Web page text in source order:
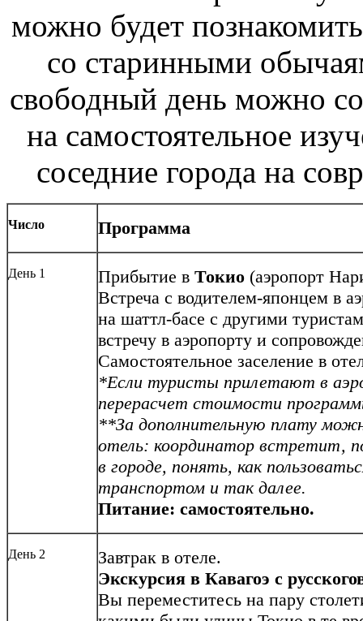
можно будет
со старинными
свободный день можно
на самостоятельное
соседние города на
Число Программа
День 1 Прибытие в Токио (аэропорт
Встреча с водителем-японцем в
на шаттл-басе с другими
встречу в аэропорту и
Самостоятельное заселение в
*Если туристы прилетают в
перерасчет стоимости
**За дополнительную плату
отель: координатор встретит,
в городе, понять, как
транспортом и так далее.
Питание: самостоятельно.
День 2
Завтрак в отеле.
Экскурсия в Кавагоэ с
Вы переместитесь на пару